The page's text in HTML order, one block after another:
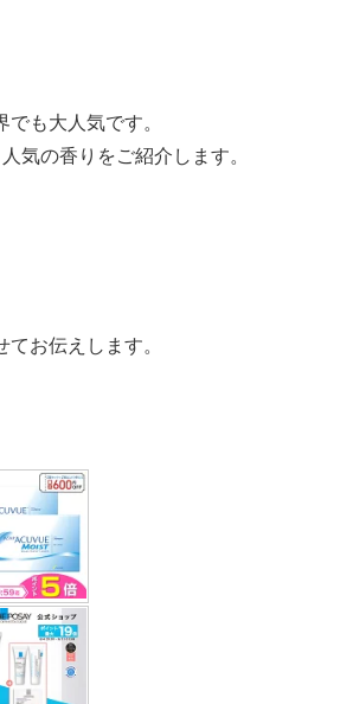
も大人気です。
気の香りをご紹介します。
お伝えします。